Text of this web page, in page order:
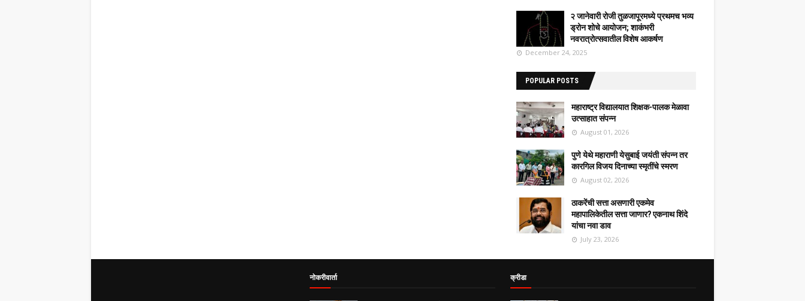
२ जानेवारी रोजी तुळजापूरमध्ये प्रथमच भव्य
ड्रोन शोचे आयोजन; शाकंभरी
नवरात्रोत्सवातील विशेष आकर्षण
December 24, 2025
POPULAR POSTS
महाराष्ट्र विद्यालयात शिक्षक-पालक मेळावा
उत्साहात संपन्न
August 01, 2026
पुणे येथे महाराणी येसुबाई जयंती संपन्न तर
कारगिल विजय दिनाच्या स्मृतींचे स्मरण
August 02, 2026
ठाकरेंची सत्ता असणारी एकमेव
महापालिकेतील सत्ता जाणार? एकनाथ शिंदे
यांचा नवा डाव
July 23, 2026
नोकरीवार्ता क्रीडा